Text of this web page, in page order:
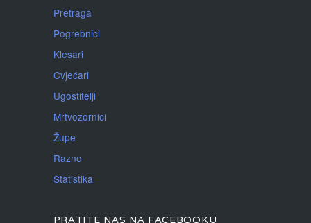
Pretraga
Pogrebnici
Klesari
Cvjećari
Ugostitelji
Mrtvozornici
Župe
Razno
Statistika
PRATITE NAS NA FACEBOOKU